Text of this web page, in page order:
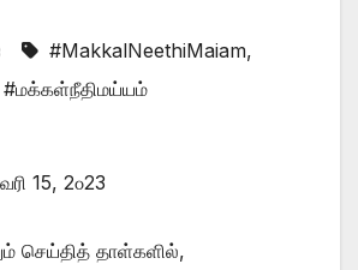
#MakkalNeethiMaiam,
#மக்கள்நீதிமய்யம்
15, 2௦23
செய்தித் தாள்களில்,